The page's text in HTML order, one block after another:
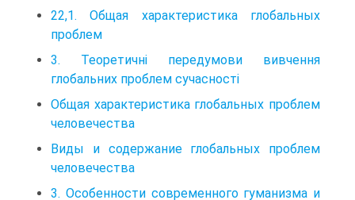
22,1. Общая характеристика глобальных
проблем
3. Теоретичні передумови вивчення
глобальних проблем сучасності
Общая характеристика глобальных проблем
человечества
Виды и содержание глобальных проблем
человечества
3. Особенности современного гуманизма и